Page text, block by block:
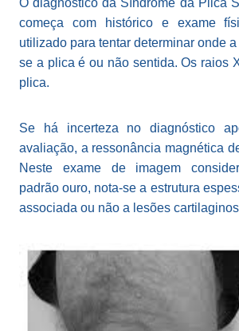
O diagnóstico da Síndrome da Plica
começa com histórico e exame
utilizado para tentar determinar onde
se a plica é ou não sentida. Os raios
plica.
Se há incerteza no diagnóstico
avaliação, a ressonância magnética
Neste exame de imagem
padrão ouro, nota-se a estrutura
associada ou não a lesões